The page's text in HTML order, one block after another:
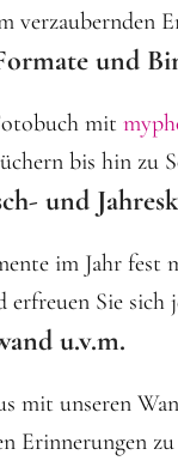
verzaubernden
und
mit
bis hin zu
und
im Jahr fest
erfreuen Sie
u.v.m.
mit unseren
Erinnerungen